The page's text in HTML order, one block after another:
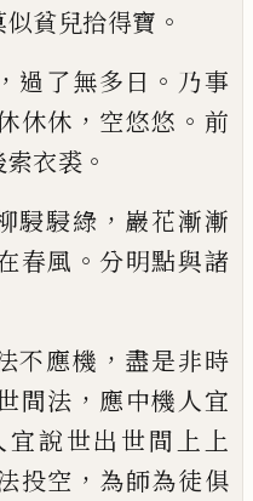
似貧兒拾得寶 。
， 過了無多日 。 乃事
休休 ， 空悠悠 。 前
索衣裘 。
駸駸綠 ， 巖花漸漸
春風 。 分明點與諸
不應機 ， 盡是非時
間法 ， 應中機人宜
宜說世出世間上上
投空 ， 為師為徒俱